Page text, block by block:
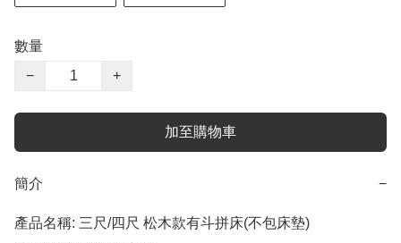
數量
−
+
加至購物車
簡介 −
產品名稱: 三尺/四尺 松木款有斗拼床(不包床墊)